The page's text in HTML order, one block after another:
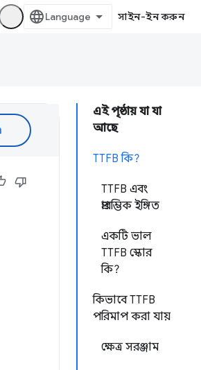
সাইন-ইন করুন
এই পৃষ্ঠায় যা যা
আছে
TTFB কি?
TTFB এবং
প্রারম্ভিক ইঙ্গিত
একটি ভাল
TTFB স্কোর
কি?
কিভাবে TTFB
পরিমাপ করা যায়
ক্ষেত্র সরঞ্জাম